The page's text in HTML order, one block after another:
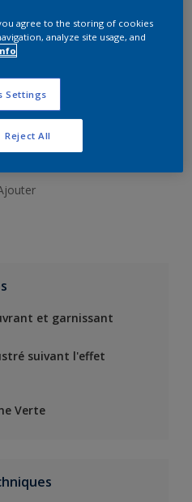
liste d’achats
un magasin
et garnissant
suivant l'effet
Verte
agree to the storing of cookies
analyze site usage, and
Settings
Reject All